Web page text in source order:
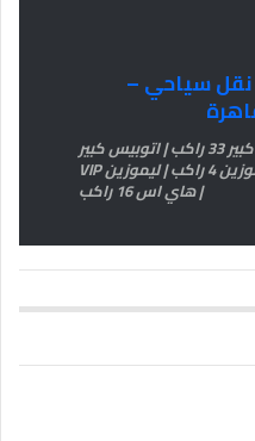
نقل سياحي –
اتش وان 11 راكب | اتوبيس كبير 33 راكب | اتوبيس كبير
50 راكب | كوستر 26 راكب | ليموزين 4 راكب | ليموزين VIP
| هاي اس 16 راكب